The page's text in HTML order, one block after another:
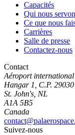
Capacités
Qui nous
Ce que nous
Carrières
Salle de presse
Contactez-nous
Contact
Aéroport international
Hangar 1, C.P. 29030
St. John's, NL
A1A 5B5
Canada
Suivez-nous